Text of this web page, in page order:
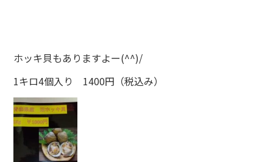
ホッキ貝もありますよー(^^)/
1キロ4個入り 1400円（税込み）